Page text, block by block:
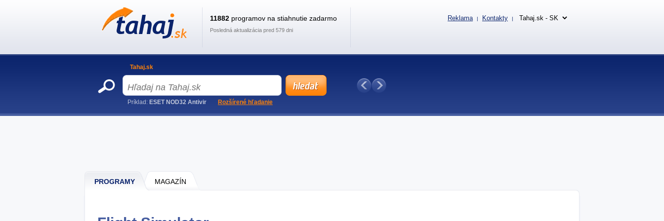
PROGRAMY MAGAZÍN
11882 programov na stiahnutie zadarmo
Posledná aktualizácia pred 579 dni
Reklama | Kontakty |
Tahaj.sk
Príklad: ESET NOD32 Antivir Rozšírené hľadanie